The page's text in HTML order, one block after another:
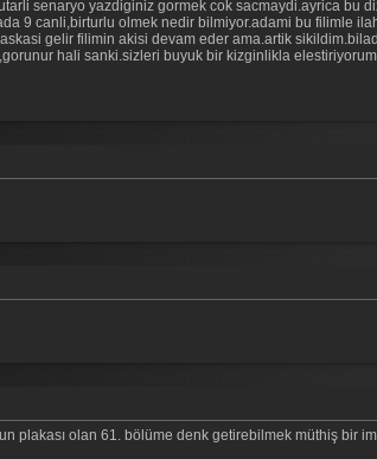
senaryo yazdiginiz gormek cok sacmaydi.ayrica bu
9 canli,birturlu olmek nedir bilmiyor.adami bu filimle
gelir filimin akisi devam eder ama.artik
hali sanki.sizleri buyuk bir kizginlikla
plakası olan 61. bölüme denk getirebilmek müthiş bir